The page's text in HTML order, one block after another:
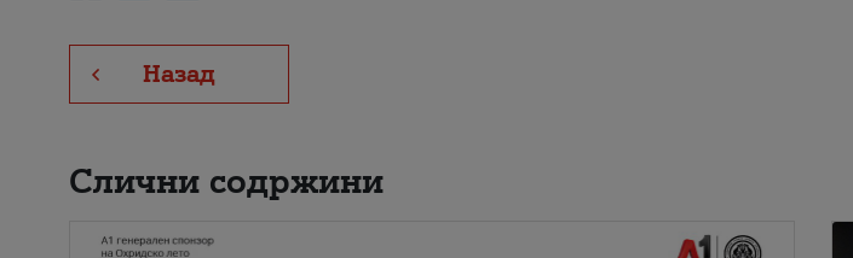
Назад
Слични содржини